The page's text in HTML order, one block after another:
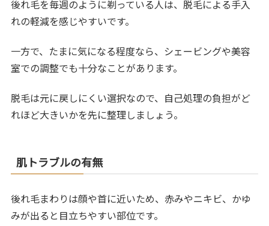
後れ毛を毎週のように剃っている人は、脱毛による手入
れの軽減を感じやすいです。
一方で、たまに気になる程度なら、シェービングや美容
室での調整でも十分なことがあります。
脱毛は元に戻しにくい選択なので、自己処理の負担がど
れほど大きいかを先に整理しましょう。
肌トラブルの有無
後れ毛まわりは顔や首に近いため、赤みやニキビ、かゆ
みが出ると目立ちやすい部位です。